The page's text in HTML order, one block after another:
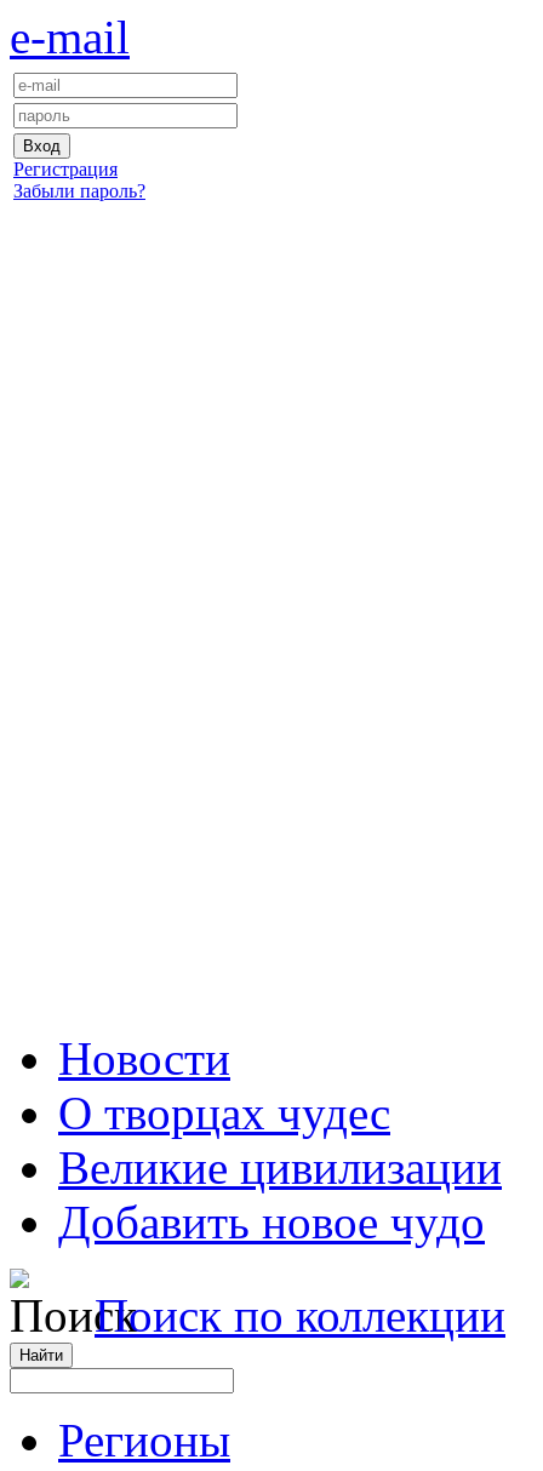
e-mail
Регистрация
Забыли пароль?
Новости
О творцах чудес
Великие цивилизации
Добавить новое чудо
Поиск по коллекции
Регионы